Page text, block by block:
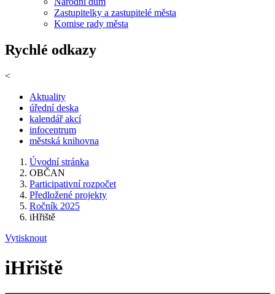
Zastupitelky a zastupitelé města
Komise rady města
Rychlé odkazy
<
Aktuality
úřední deska
kalendář akcí
infocentrum
městská knihovna
Úvodní stránka
OBČAN
Participativní rozpočet
Předložené projekty
Ročník 2025
iHřiště
Vytisknout
iHřiště